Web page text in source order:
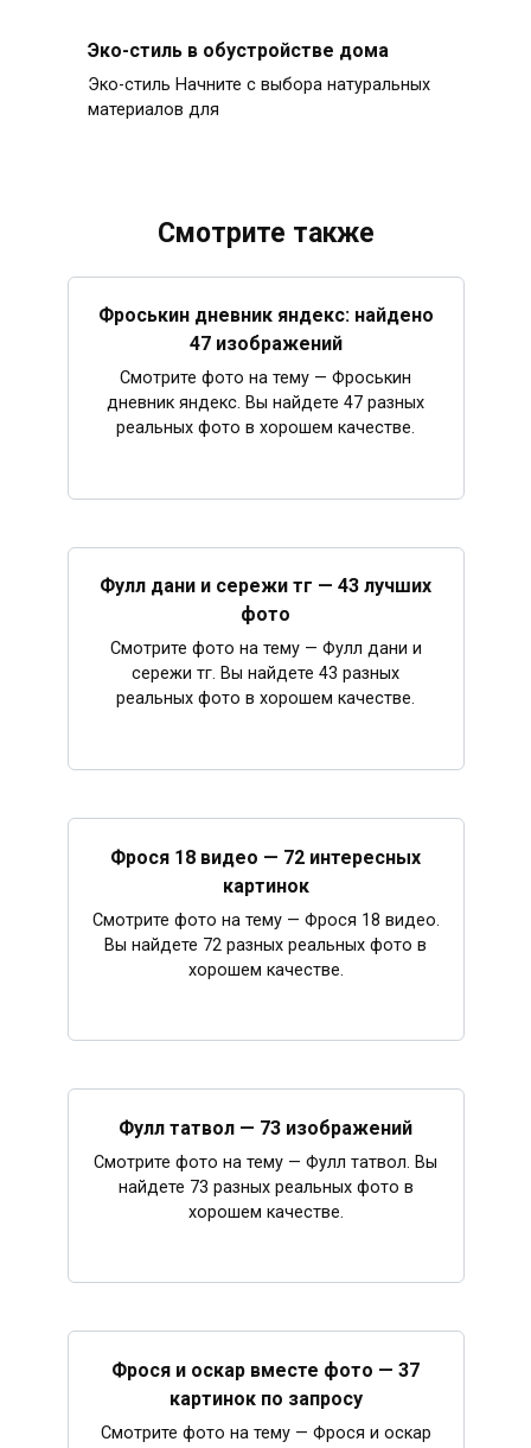
Эко-стиль в обустройстве дома
Эко-стиль Начните с выбора натуральных
материалов для
Смотрите также
Фроськин дневник яндекс: найдено
47 изображений
Смотрите фото на тему — Фроськин
дневник яндекс. Вы найдете 47 разных
реальных фото в хорошем качестве.
Фулл дани и сережи тг — 43 лучших
фото
Смотрите фото на тему — Фулл дани и
сережи тг. Вы найдете 43 разных
реальных фото в хорошем качестве.
Фрося 18 видео — 72 интересных
картинок
Смотрите фото на тему — Фрося 18 видео.
Вы найдете 72 разных реальных фото в
хорошем качестве.
Фулл татвол — 73 изображений
Смотрите фото на тему — Фулл татвол. Вы
найдете 73 разных реальных фото в
хорошем качестве.
Фрося и оскар вместе фото — 37
картинок по запросу
Смотрите фото на тему — Фрося и оскар